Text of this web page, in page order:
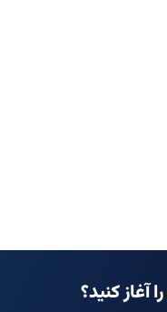
را آغاز کنید؟